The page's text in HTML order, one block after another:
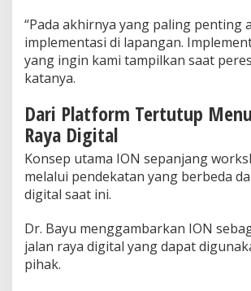
“Pada akhirnya yang paling penting
implementasi di lapangan.
yang ingin kami tampilkan saat
katanya.
Dari Platform Tertutup
Raya Digital
Konsep utama ION sepanjang
melalui pendekatan yang berbeda
digital saat ini.
Dr. Bayu menggambarkan ION
jalan raya digital yang dapat
pihak.